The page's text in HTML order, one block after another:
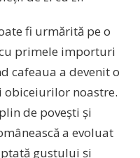
fi urmărită pe o
primele importuri
cafeaua a devenit o
noastre.
de povești și
a evoluat
gustului și